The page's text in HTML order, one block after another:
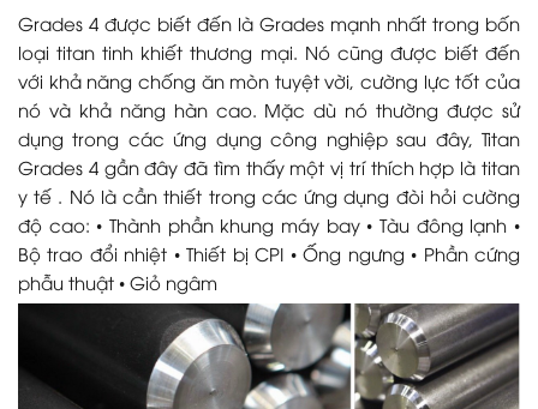
Grades 4 được biết đến là Grades mạnh nhất trong bốn
loại titan tinh khiết thương mại. Nó cũng được biết đến
với khả năng chống ăn mòn tuyệt vời, cường lực tốt của
nó và khả năng hàn cao. Mặc dù nó thường được sử
dụng trong các ứng dụng công nghiệp sau đây, Titan
Grades 4 gần đây đã tìm thấy một vị trí thích hợp là titan
y tế . Nó là cần thiết trong các ứng dụng đòi hỏi cường
độ cao: • Thành phần khung máy bay • Tàu đông lạnh •
Bộ trao đổi nhiệt • Thiết bị CPI • Ống ngưng • Phần cứng
phẫu thuật • Giỏ ngâm